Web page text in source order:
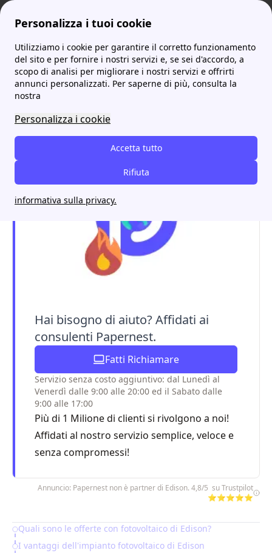
Personalizza i tuoi cookie
Utilizziamo i cookie per garantire il corretto funzionamento
del sito e per fornire i nostri servizi e, se sei d'accordo, a
scopo di analisi per migliorare i nostri servizi e offrirti
annunci personalizzati. Per saperne di più, consulta la
nostra
Personalizza i cookie
Accetta tutto
Rifiuta
informativa sulla privacy.
ProntoBolletta MoreEdison Edison Impianto Fotovoltaico: scopri tutte le novità delle offerte
Edison Impianto
Fotovoltaico: scopri tutte
le novità delle offerte
Hai bisogno di aiuto? Affidati ai
consulenti Papernest.
Fatti Richiamare
Servizio senza costo aggiuntivo: dal Lunedì al
Venerdì dalle 9:00 alle 20:00 ed il Sabato dalle
9:00 alle 17:00
Più di 1 Milione di clienti si rivolgono a noi!
Affidati al nostro servizio semplice, veloce e
senza compromessi!
Annuncio: Papernest non è partner di Edison. 4,8/5 su Trustpilot
⭐⭐⭐⭐⭐
Table of Contents
Quali sono le offerte con fotovoltaico di Edison?
I vantaggi dell'impianto fotovoltaico di Edison